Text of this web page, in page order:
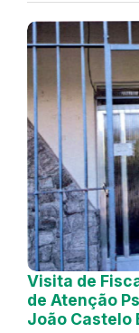
Visita de
de Atenção
João Castelo